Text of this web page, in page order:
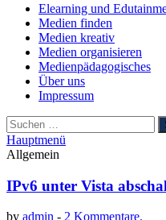
Elearning und
Medien finden
Medien kreativ
Medien organisieren
Medienpädagogisches
Über uns
Impressum
Suchen
nach:
Hauptmenü
Allgemein
IPv6 unter Vista
by admin - 2 Kommentare.